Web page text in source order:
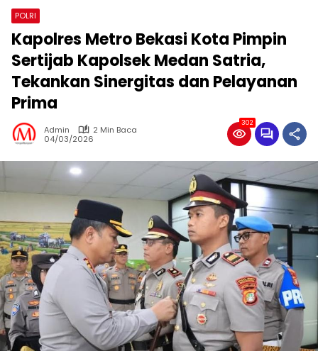
POLRI
Kapolres Metro Bekasi Kota Pimpin
Sertijab Kapolsek Medan Satria,
Tekankan Sinergitas dan Pelayanan
Prima
Admin
2 Min Baca
04/03/2026
302